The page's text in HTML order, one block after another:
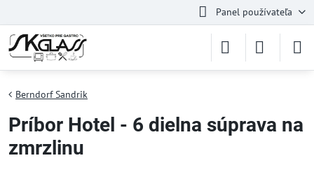
Panel používateľa
Berndorf Sandrik
Príbor Hotel - 6 dielna súprava na
zmrzlinu